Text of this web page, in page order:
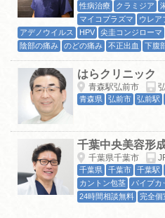
性病治療
クラミジア
マイコプラズマ
ウレア
アデノウイルス
HPV 尖圭コンジローマ
陰部の痛み
のどの痛み 不正出血 下腹
はらクリニック
青森駅弘前市
青森県 弘前市 弘前駅
千葉中央美容形
千葉県千葉市
千葉県 千葉市 千葉駅
カントン包茎
パイプカ
24時間相談無料
完全個